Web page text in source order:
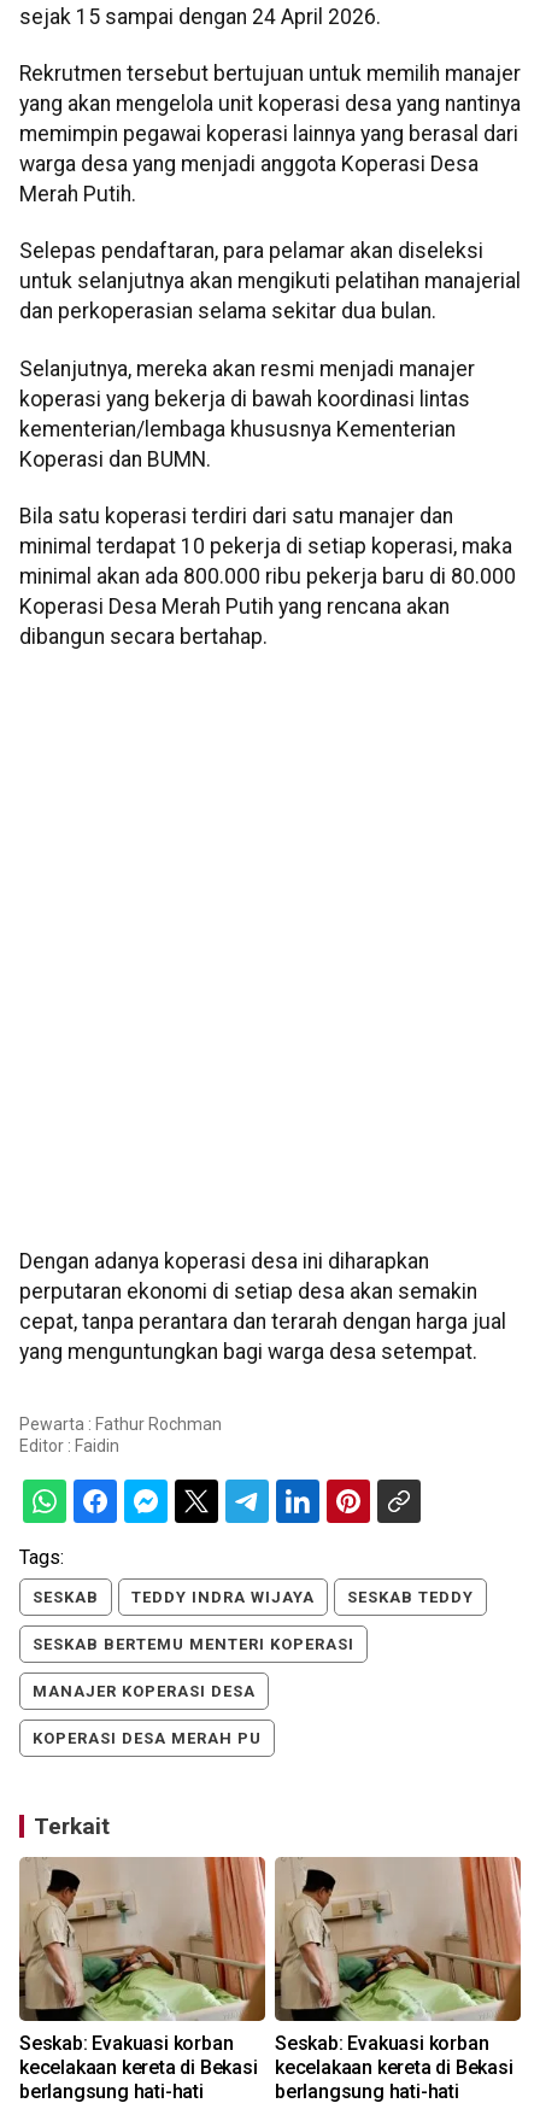
sejak 15 sampai dengan 24 April 2026.
Rekrutmen tersebut bertujuan untuk memilih manajer
yang akan mengelola unit koperasi desa yang nantinya
memimpin pegawai koperasi lainnya yang berasal dari
warga desa yang menjadi anggota Koperasi Desa
Merah Putih.
Selepas pendaftaran, para pelamar akan diseleksi
untuk selanjutnya akan mengikuti pelatihan manajerial
dan perkoperasian selama sekitar dua bulan.
Selanjutnya, mereka akan resmi menjadi manajer
koperasi yang bekerja di bawah koordinasi lintas
kementerian/lembaga khususnya Kementerian
Koperasi dan BUMN.
Bila satu koperasi terdiri dari satu manajer dan
minimal terdapat 10 pekerja di setiap koperasi, maka
minimal akan ada 800.000 ribu pekerja baru di 80.000
Koperasi Desa Merah Putih yang rencana akan
dibangun secara bertahap.
Dengan adanya koperasi desa ini diharapkan
perputaran ekonomi di setiap desa akan semakin
cepat, tanpa perantara dan terarah dengan harga jual
yang menguntungkan bagi warga desa setempat.
Pewarta : Fathur Rochman
Editor : Faidin
Tags:
SESKAB TEDDY INDRA WIJAYA SESKAB TEDDY
SESKAB BERTEMU MENTERI KOPERASI
MANAJER KOPERASI DESA
KOPERASI DESA MERAH PU
Terkait
Seskab: Evakuasi korban
kecelakaan kereta di Bekasi
berlangsung hati-hati
Seskab: Evakuasi korban
kecelakaan kereta di Bekasi
berlangsung hati-hati